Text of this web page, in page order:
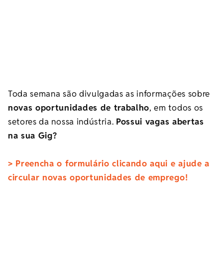
Toda semana são divulgadas as informações sobre
novas oportunidades de trabalho, em todos os
setores da nossa indústria. Possui vagas abertas
na sua Gig?
> Preencha o formulário clicando aqui e ajude a
circular novas oportunidades de emprego!